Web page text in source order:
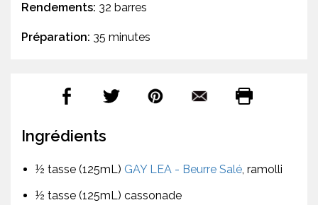
Rendements: 32 barres
Préparation: 35 minutes
Ingrédients
½ tasse (125mL) GAY LEA - Beurre Salé, ramolli
½ tasse (125mL) cassonade